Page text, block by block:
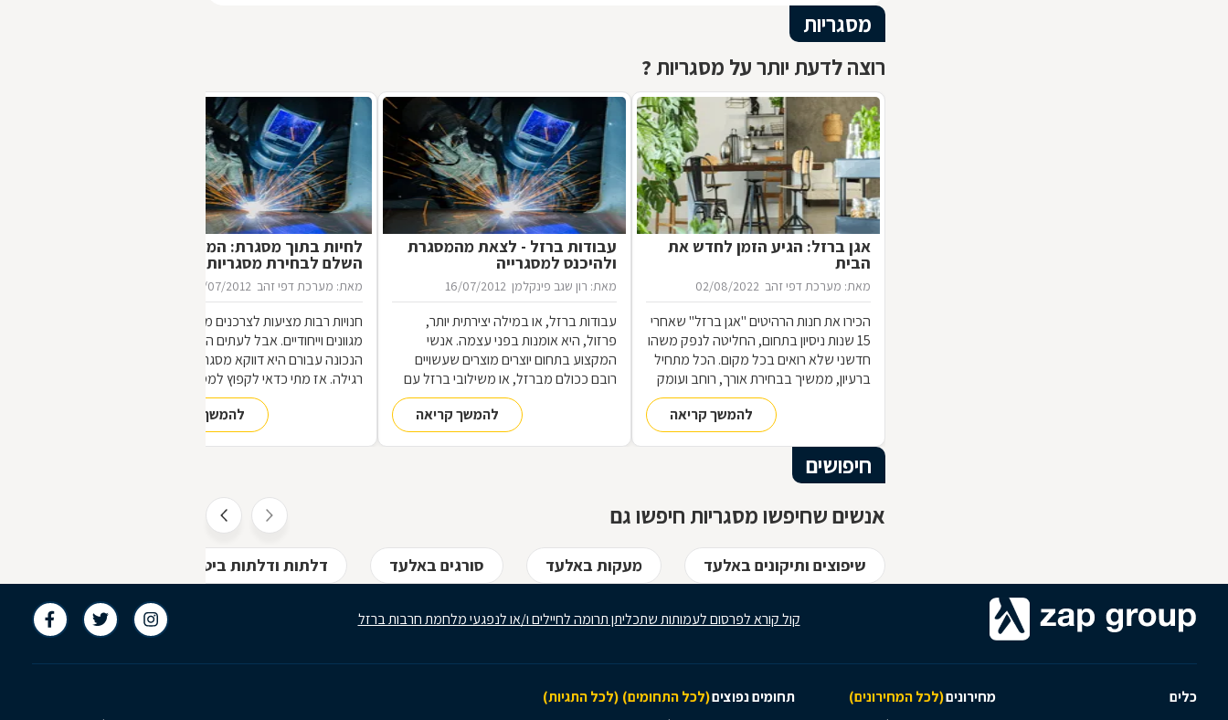
מסגריות
רוצה לדעת יותר על מסגריות ?
אגן ברזל: הגיע הזמן לחדש את
הבית
מאת: מערכת דפי זהב 02/08/2022
הכירו את חנות הרהיטים ''אגן ברזל'' שאחרי
15 שנות ניסיון בתחום, החליטה לנפק משהו
חדשני שלא רואים בכל מקום. הכל מתחיל
ברעיון, ממשיך בבחירת אורך, רוחב ועומק
הרהיט שלכם, ממשיך בייצור מקורי ממיטב
חומרי הגלם ומסתיים ביצירת הפתרון
המרשים והמעשי ביותר עבורכם
להמשך קריאה
עבודות ברזל - לצאת מהמסגרת
ולהיכנס למסגרייה
מאת: רון שגב פינקלמן 16/07/2012
עבודות ברזל, או במילה יצירתית יותר,
פרזול, היא אומנות בפני עצמה. אנשי
המקצוע בתחום יוצרים מוצרים שעשויים
רובם ככולם מברזל, או משילובי ברזל עם
חומרים אחרים, וזאת במגוון רחב של
תחומים: ריהוט, מוצרי נוי, סורגים, שערים
ועוד-ועוד. על אף היותו חומר גס ומחוספס,
להמשך קריאה
לחיות בתוך מסגרת: המדריך
השלם לבחירת מסגריות
מאת: מערכת דפי זהב 16/07/2012
חנויות רבות מציעות לצרכנים מוצרי מתכת
מגוונים וייחודיים. אבל לעתים הכתובת
הנכונה עבורם היא דווקא מסגריה ולא חנות
רגילה. אז מתי כדאי לקפוץ למסגריה ומה
הופך אותה לראויה?
להמשך קריאה
חיפושים
אנשים שחיפשו מסגריות חיפשו גם
שיפוצים ותיקונים באלעד מעקות באלעד סורגים באלעד דלתות ודלתות ביטחון באלעד
קול קורא לפרסום לעמותות שתכליתן תרומה לחיילים ו/או לנפגעי מלחמת חרבות ברזל
כלים מחירונים(לכל המחירונים) תחומים נפוצים(לכל התחומים) (לכל התגיות)